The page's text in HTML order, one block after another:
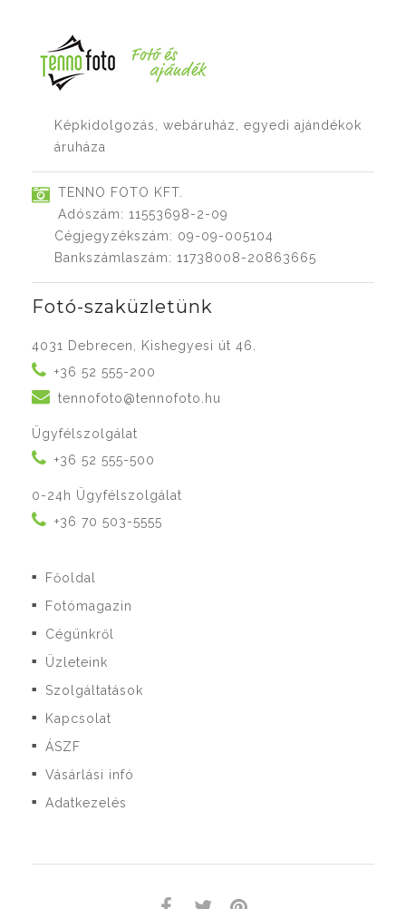
Képkidolgozás, webáruház, egyedi ajándékok
áruháza
TENNO FOTO KFT.
Adószám: 11553698-2-09
Cégjegyzékszám: 09-09-005104
Bankszámlaszám: 11738008-20863665
Fotó-szaküzletünk
4031 Debrecen, Kishegyesi út 46.
+36 52 555-200
tennofoto@tennofoto.hu
Ügyfélszolgálat
+36 52 555-500
0-24h Ügyfélszolgálat
+36 70 503-5555
■ Főoldal
■ Fotómagazin
■ Cégünkről
■ Üzleteink
■ Szolgáltatások
■ Kapcsolat
■ ÁSZF
■ Vásárlási infó
■ Adatkezelés